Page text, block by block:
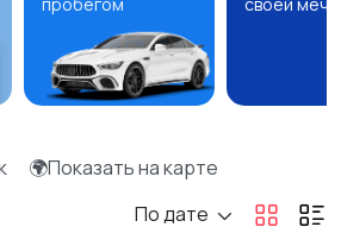
🌍Показать на карте
По дате